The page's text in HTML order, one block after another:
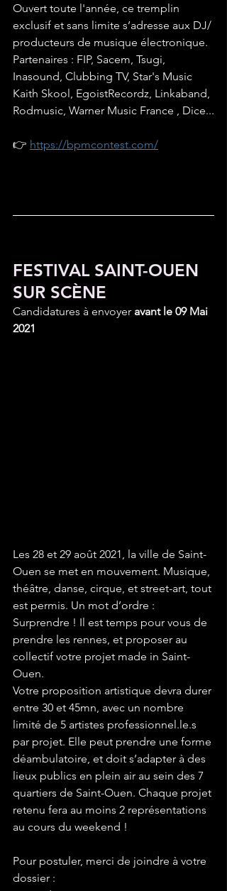
Ouvert toute l'année, ce tremplin
exclusif et sans limite s’adresse aux DJ/
producteurs de musique électronique.
Partenaires : FIP, Sacem, Tsugi,
Inasound, Clubbing TV, Star's Music
Kaith Skool, EgoistRecordz, Linkaband,
Rodmusic, Warner Music France , Dice...
👉 https://bpmcontest.com/
FESTIVAL SAINT-OUEN
SUR SCÈNE
Candidatures à envoyer avant le 09 Mai
2021
Les 28 et 29 août 2021, la ville de Saint-
Ouen se met en mouvement. Musique,
théâtre, danse, cirque, et street-art, tout
est permis. Un mot d’ordre :
Surprendre ! Il est temps pour vous de
prendre les rennes, et proposer au
collectif votre projet made in Saint-
Ouen.
Votre proposition artistique devra durer
entre 30 et 45mn, avec un nombre
limité de 5 artistes professionnel.le.s
par projet. Elle peut prendre une forme
déambulatoire, et doit s’adapter à des
lieux publics en plein air au sein des 7
quartiers de Saint-Ouen. Chaque projet
retenu fera au moins 2 représentations
au cours du weekend !
Pour postuler, merci de joindre à votre
dossier :